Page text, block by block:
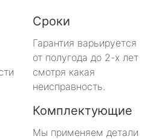
Сроки
Гарантия варьируется
от полугода до 2-х лет
смотря какая
неисправность.
Комплектующие
Мы применяем детали